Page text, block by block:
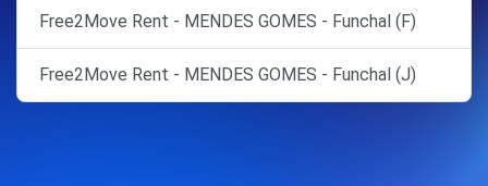
Free2Move Rent - MENDES GOMES - Funchal (F)
Free2Move Rent - MENDES GOMES - Funchal (J)